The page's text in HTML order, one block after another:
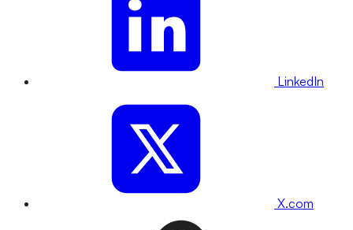
LinkedIn
X.com